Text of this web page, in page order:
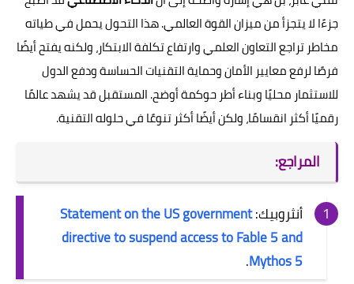
جزءًا لا يتجزأ من ميزان القوة العالمي. هذا التحول يحمل في طياته
مخاطر تراجع التعاون العلمي وارتفاع تكلفة الابتكار، ولكنه يفتح أيضًا
فرصًا لرفع معايير الأمان وحماية التقنيات الحساسة ودفع الدول
للاستثمار محليًا وبناء أطر حوكمة أوضح. المستقبل قد يشهد عالمًا
رقميًا أكثر انقسامًا، ولكن أيضًا أكثر تنوعًا في حلوله التقنية.
المراجع:
أنثروبيك:Statement on the US government
directive to suspend access to Fable 5 and
Mythos 5
.